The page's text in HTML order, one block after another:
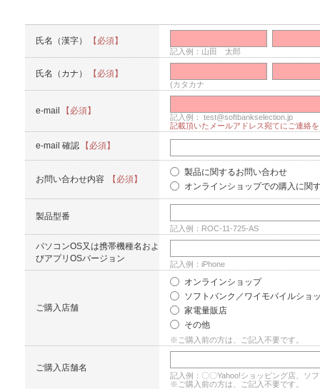
氏名（漢字） 【必須】
記入例：山田 太郎
氏名（カナ） 【必須】
(カタカナ
e-mail 【必須】
記入例： test@softbankselection.jp
記載頂いたメールアドレス宛てにご連絡
e-mail 確認 【必須】
お問い合わせ内容 【必須】
製品に関するお問い合わせ
オンラインショップでの購入に関
製品型番
記入例：ROC-11-725-AS
パソコンOS又は携帯機種名およ
びアプリOSバージョン
記入例：iPhone
ご購入店舗
オンラインショップ
ソフトバンク／ワイモバイルショ
家電量販店
その他
※ご購入前の方は、ご記入不要です。
ご購入店舗名
記入例：〇〇Yahoo!ショッピング店、ソ
※ご購入前の方は、ご記入不要です。